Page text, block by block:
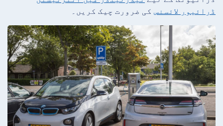
ڈرائیور لائسنس کی ضرورت چیک کریں۔